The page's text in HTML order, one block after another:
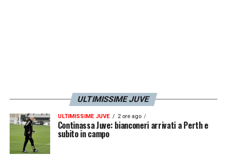
ULTIMISSIME JUVE
ULTIMISSIME JUVE 2 ore ago
Continassa Juve: bianconeri arrivati a Perth e
subito in campo